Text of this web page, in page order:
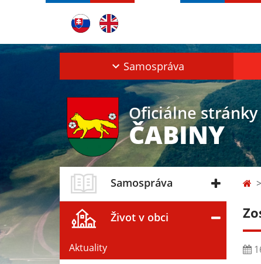
Samospráva
Oficiálne
ČABINY
Samospráva
Život v obci
Aktuality